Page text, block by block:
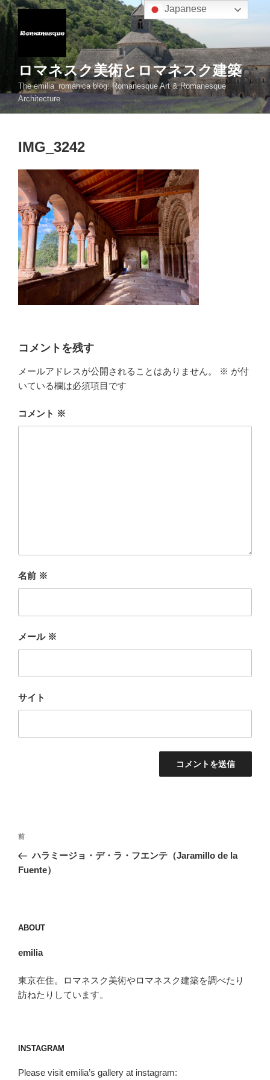
コ
ン
ス
キ
ロマネスク美術とロマネスク建築
The emilia_romanica blog: Romanesque Art & Romanesque
Architecture
IMG_3242
コメントを残す
メールアドレスが公開されることはありません。 ※ が付
いている欄は必須項目です
コメント ※
名前 ※
メール ※
サイト
投
ナ
シ
ョ
前
の
投
前
ハラミージョ・デ・ラ・フエンテ（Jaramillo de la
Fuente）
ABOUT
emilia
東京在住。ロマネスク美術やロマネスク建築を調べたり
訪ねたりしています。
INSTAGRAM
Please visit emilia’s gallery at instagram:
Japanese